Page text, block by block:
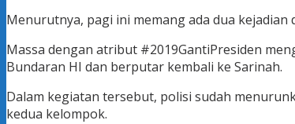
Menurutnya, pagi ini memang ada dua
Massa dengan atribut #2019GantiPresiden
Bundaran HI dan berputar kembali ke Sarinah.
Dalam kegiatan tersebut, polisi sudah
kedua kelompok.